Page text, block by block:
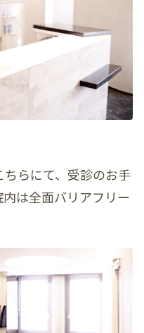
らにて、受診のお手
は全面バリアフリー